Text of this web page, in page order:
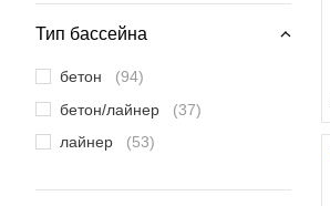
Hayward
(12)
Тип бассейна
бетон
(94)
бетон/лайнер
(37)
лайнер
(53)